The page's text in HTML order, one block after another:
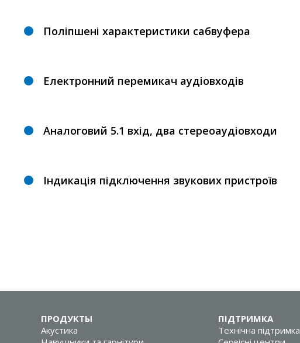
Поліпшені характеристики сабвуфера
Електронний перемикач аудіовходів
Аналоговий 5.1 вхід, два стереоаудіовходи
Індикація підключення звукових пристроїв
ПРОДУКТЫ
Акустика
ПІДТРИМКА
Технічна підтримка